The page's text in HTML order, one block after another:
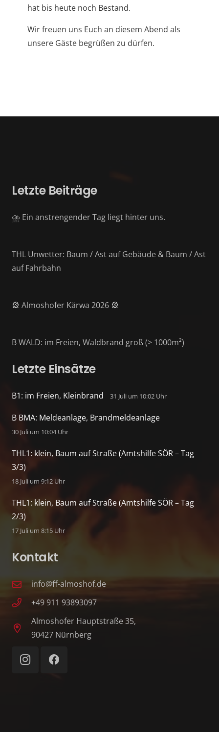
hat bis heute noch Bestand.
Wir freuen uns Euch an diesem Abend als
unsere Gäste begrüßen zu dürfen.
Letzte Beiträge
⛈️ Ein anstrengender Tag liegt hinter uns.
THL Unwetter: Baum / Ast auf Gebäude & Baum / Ast
auf Fahrbahn
🎡 Almoshofer Kärwa 2026 🎡
B WALD: im Freien, Waldbrand groß (> 1000m²)
Letzte Einsätze
B1: im Freien, Kleinbrand 31 Juli um 10:02 Uhr
B BMA: Meldeanlage, Brandmeldeanlage
30 Juli um 10:04 Uhr
THL1: klein, Baum auf Straße (Amtshilfe SÖR – Tag
3/3)
18 Juli um 9:12 Uhr
THL1: klein, Baum auf Straße (Amtshilfe SÖR – Tag
2/3)
17 Juli um 8:15 Uhr
Kontakt
info@ff-almoshof.de
+49 911 93893097
Almoshofer Hauptstraße 35,
90427 Nürnberg